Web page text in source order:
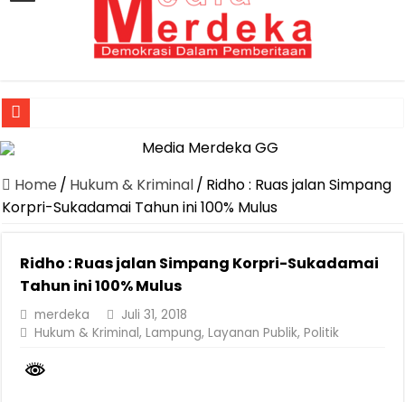
Jasa Raharja Serahkan Santunan kepada Ahli Waris Korban
Canangkan Desa TAPIS dan Luncurkan Sekolah Lansia di
Pemprov Lampung Berhasil Kendalikan Inflasi, Jadi Provinsi
Dirut Jasa Raharja Dampingi Wamenhub Tinjau Penanganan
Pastikan Pelayanan Maksimal, Direksi Jasa Raharja Tinjau Korban
Dirut Jasa Raharja Dampingi Wamenhub Tinjau Penanganan
Home / Hukum & Kriminal/ Ridho : Ruas jalan Simpang
Korpri-Sukadamai Tahun ini 100% Mulus
Ridho : Ruas jalan Simpang Korpri-Sukadamai
Tahun ini 100% Mulus
merdeka
Juli 31, 2018
Hukum & Kriminal,Lampung,Layanan Publik,Politik